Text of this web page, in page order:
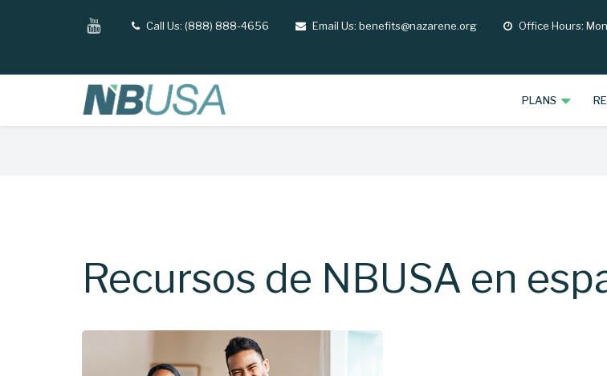
content
YouTube
telCall Us: (888) 888-4656 email
Email Us: benefits@nazarene.org
opening
Office Hours:
PLANS
Recursos de NBUSA en